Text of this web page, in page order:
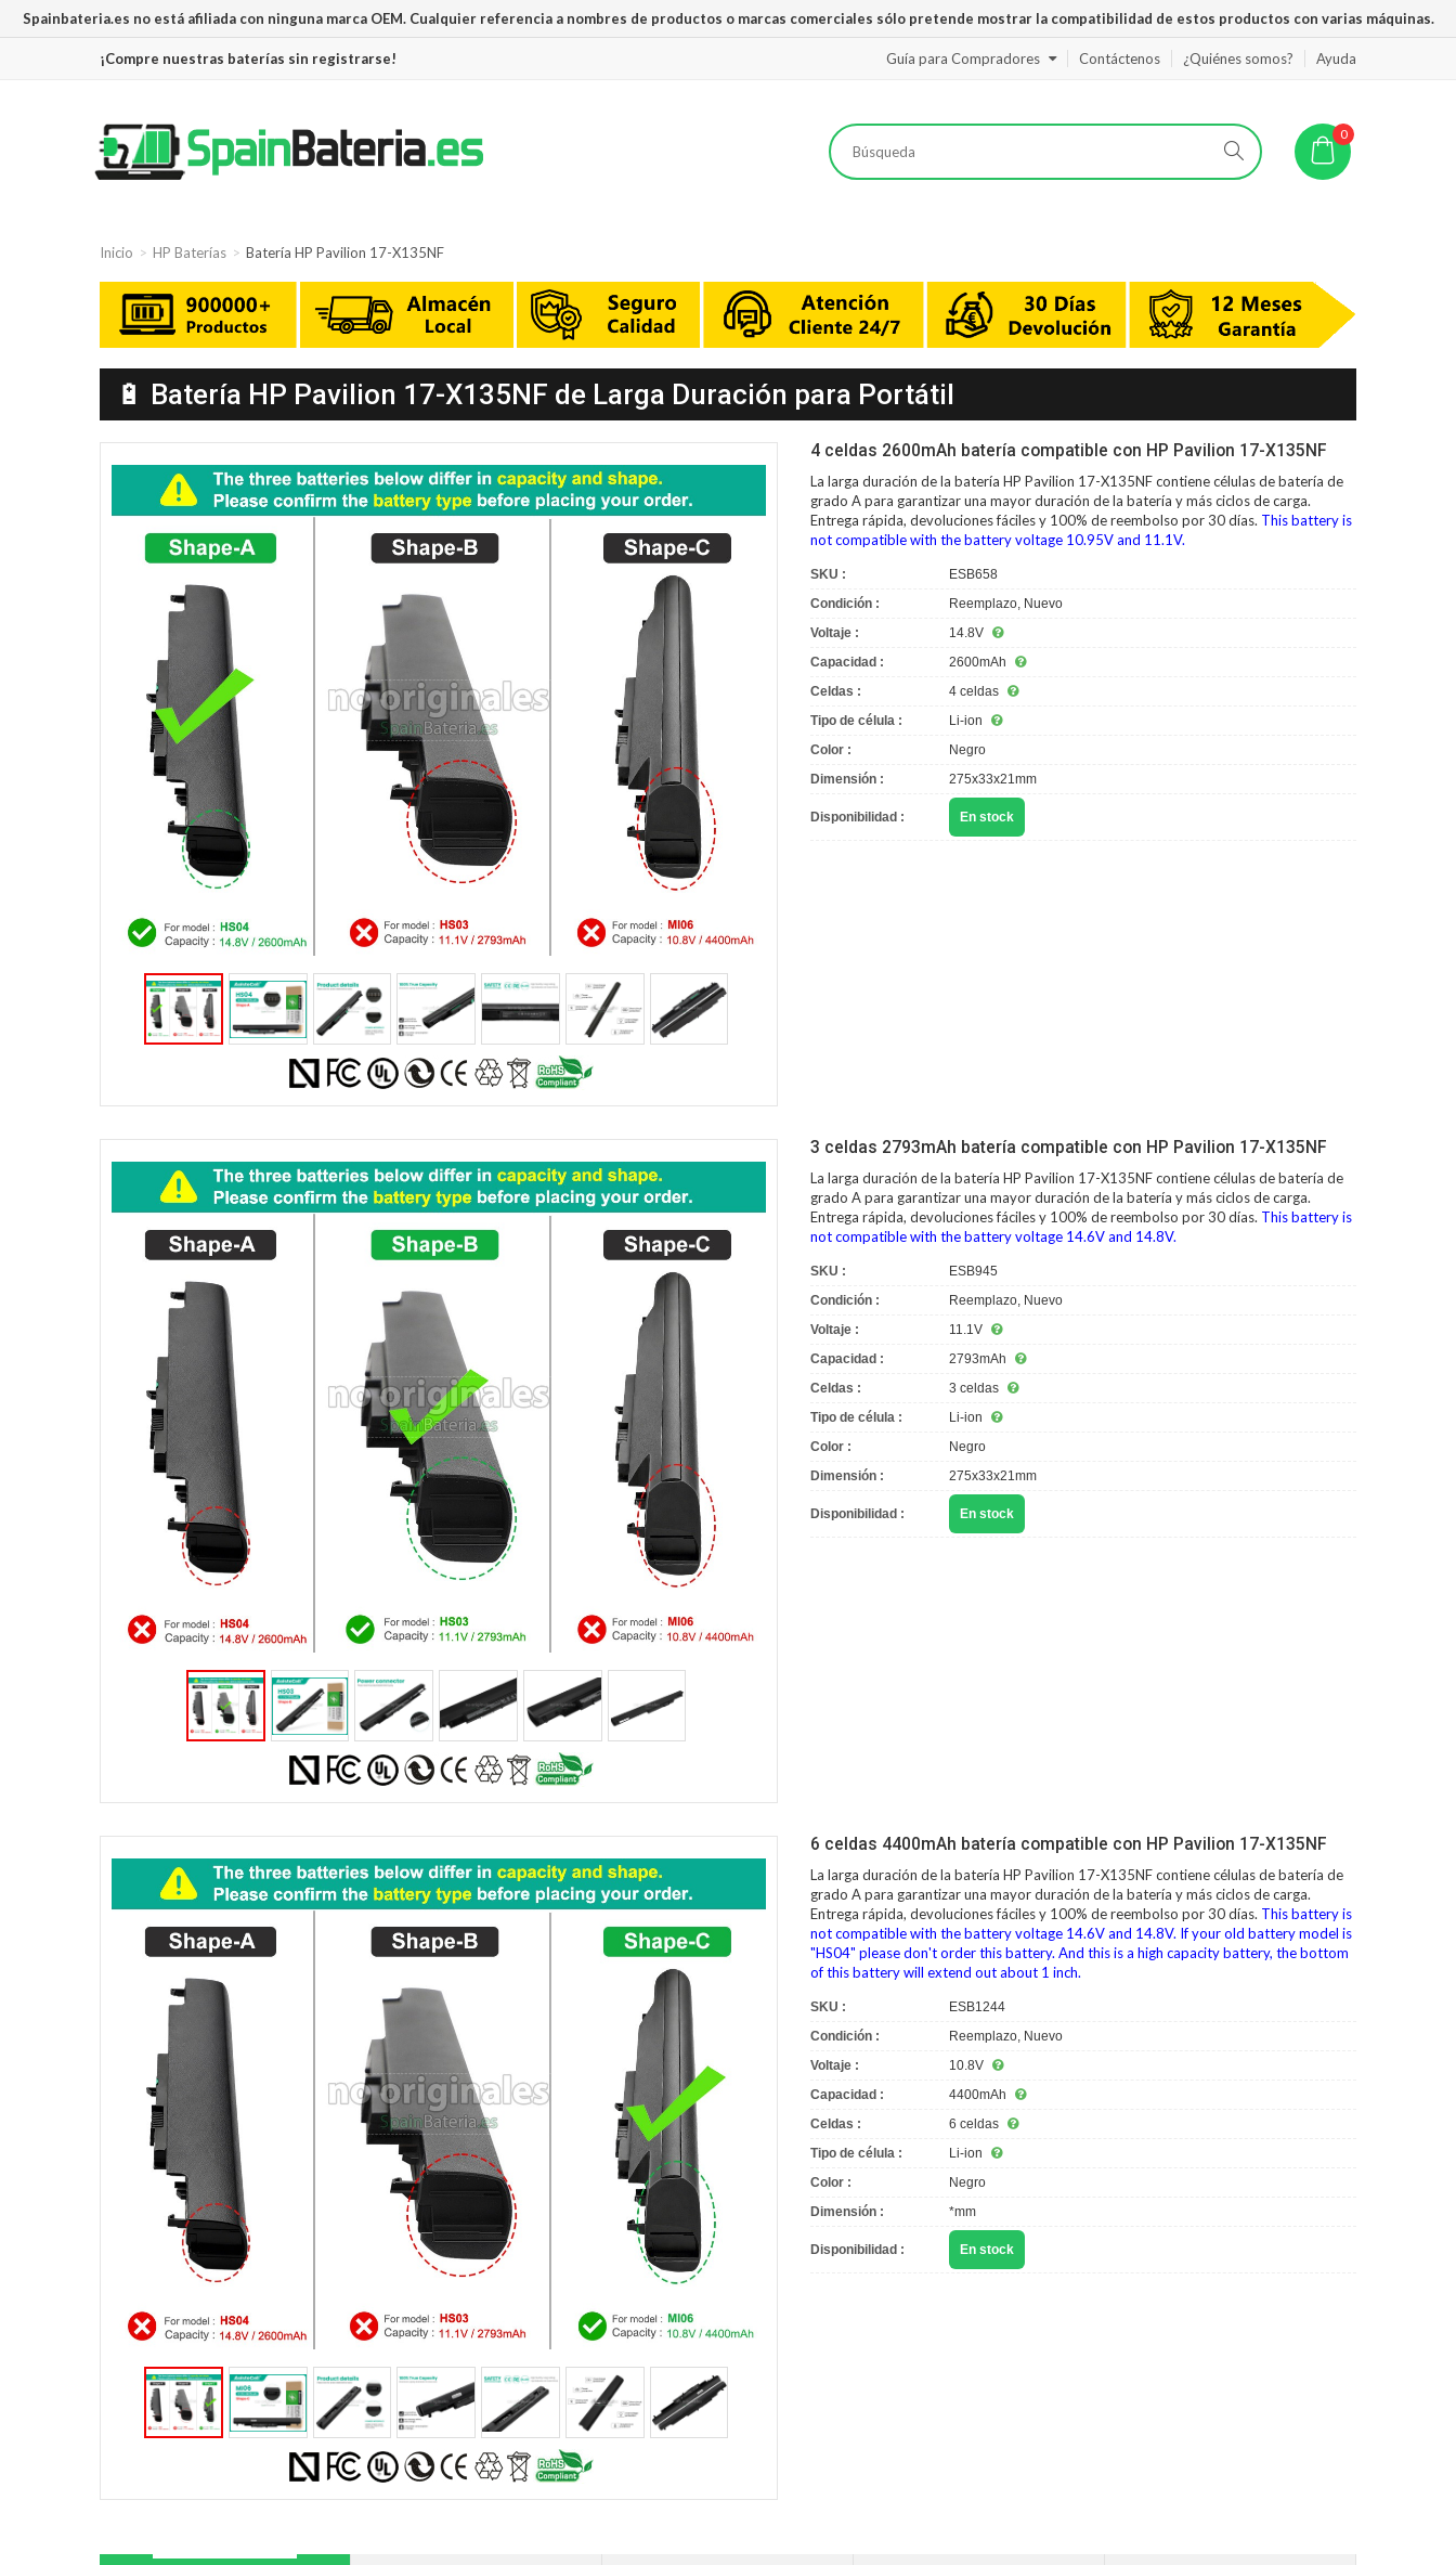
Spainbateria.es no está afiliada con ninguna marca OEM. Cualquier referencia a nombres de productos o marcas comerciales sólo pretende mostrar la compatibilidad de estos productos con varias máquinas.
¡Compre nuestras baterías sin registrarse! Guía para Compradores Contáctenos ¿Quiénes somos? Ayuda
0
Inicio HP Baterías Batería HP Pavilion 17-X135NF
🔋 Batería HP Pavilion 17-X135NF de Larga Duración para Portátil
4 celdas 2600mAh batería compatible con HP Pavilion 17-X135NF
La larga duración de labatería HP Pavilion 17-X135NFcontiene células de batería de
grado A para garantizar una mayor duración de la batería y más ciclos de carga.
Entrega rápida, devoluciones fáciles y 100% de reembolso por 30 días. This battery is
not compatible with the battery voltage 10.95V and 11.1V.
SKU :
ESB658
Condición :
Reemplazo, Nuevo
Voltaje :
14.8V
Capacidad :
2600mAh
Celdas :
4 celdas
Tipo de célula :
Li-ion
Color :
Negro
Dimensión :
275x33x21mm
Disponibilidad : En stock
3 celdas 2793mAh batería compatible con HP Pavilion 17-X135NF
La larga duración de labatería HP Pavilion 17-X135NFcontiene células de batería de
grado A para garantizar una mayor duración de la batería y más ciclos de carga.
Entrega rápida, devoluciones fáciles y 100% de reembolso por 30 días. This battery is
not compatible with the battery voltage 14.6V and 14.8V.
SKU :
ESB945
Condición :
Reemplazo, Nuevo
Voltaje :
11.1V
Capacidad :
2793mAh
Celdas :
3 celdas
Tipo de célula :
Li-ion
Color :
Negro
Dimensión :
275x33x21mm
Disponibilidad : En stock
6 celdas 4400mAh batería compatible con HP Pavilion 17-X135NF
La larga duración de labatería HP Pavilion 17-X135NFcontiene células de batería de
grado A para garantizar una mayor duración de la batería y más ciclos de carga.
Entrega rápida, devoluciones fáciles y 100% de reembolso por 30 días. This battery is
not compatible with the battery voltage 14.6V and 14.8V. If your old battery model is
"HS04" please don't order this battery. And this is a high capacity battery, the bottom
of this battery will extend out about 1 inch.
SKU :
ESB1244
Condición :
Reemplazo, Nuevo
Voltaje :
10.8V
Capacidad :
4400mAh
Celdas :
6 celdas
Tipo de célula :
Li-ion
Color :
Negro
Dimensión :
*mm
Disponibilidad : En stock